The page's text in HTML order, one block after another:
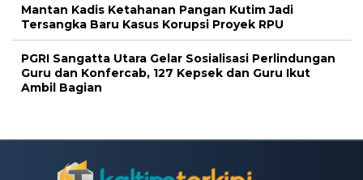
Mantan Kadis Ketahanan Pangan Kutim Jadi
Tersangka Baru Kasus Korupsi Proyek RPU
PGRI Sangatta Utara Gelar Sosialisasi Perlindungan
Guru dan Konfercab, 127 Kepsek dan Guru Ikut
Ambil Bagian